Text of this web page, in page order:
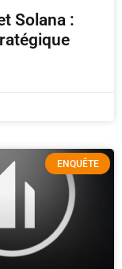
Solana :
ENQUÊTE